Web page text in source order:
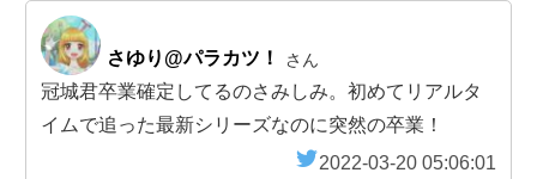
さゆり@パラカツ！ さん
冠城君卒業確定してるのさみしみ。初めてリアルタ
イムで追った最新シリーズなのに突然の卒業！
2022-03-20 05:06:01